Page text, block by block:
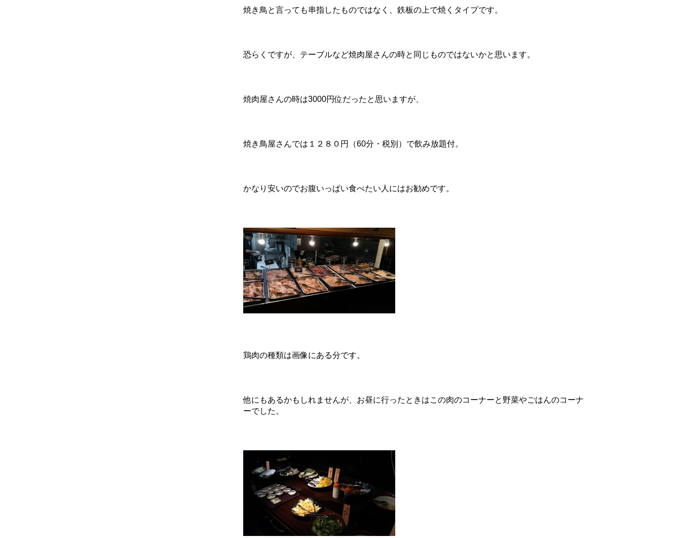
焼き鳥と言っても串指したものではなく、鉄板の上で焼くタイプです。
恐らくですが、テーブルなど焼肉屋さんの時と同じものではないかと思います。
焼肉屋さんの時は3000円位だったと思いますが、
焼き鳥屋さんでは１２８０円（60分・税別）で飲み放題付。
かなり安いのでお腹いっぱい食べたい人にはお勧めです。
鶏肉の種類は画像にある分です。
他にもあるかもしれませんが、お昼に行ったときはこの肉のコーナーと野菜やごはんのコーナ
ーでした。